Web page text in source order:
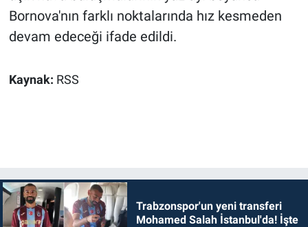
Bornova'nın farklı noktalarında hız kesmeden
devam edeceği ifade edildi.
Kaynak: RSS
Trabzonspor'un yeni transferi
Mohamed Salah İstanbul'da! İşte